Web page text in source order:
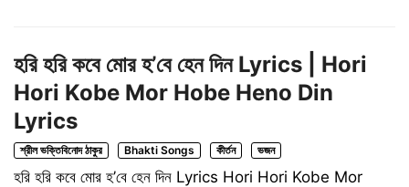
হরি হরি কবে মোর হ’বে হেন দিন Lyrics | Hori
Hori Kobe Mor Hobe Heno Din
Lyrics
শ্রীল ভক্তিবিনোদ ঠাকুর Bhakti Songs কীর্তন ভজন
হরি হরি কবে মোর হ’বে হেন দিন Lyrics Hori Hori Kobe Mor